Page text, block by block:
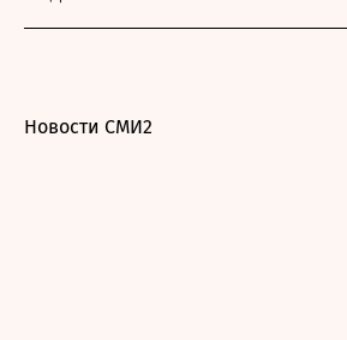
Новости СМИ2